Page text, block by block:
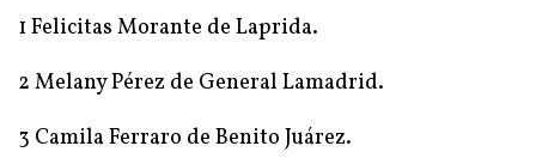
1 Felicitas Morante de Laprida.
2 Melany Pérez de General Lamadrid.
3 Camila Ferraro de Benito Juárez.